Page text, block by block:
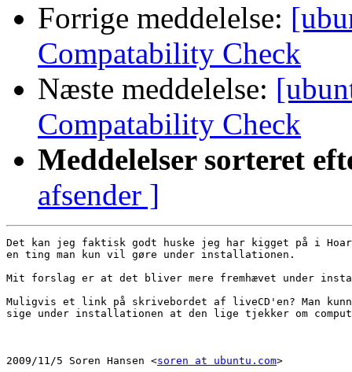
Forrige meddelelse:
Compatability Check
Næste meddelelse:
Compatability Check
Meddelelser sorteret
afsender ]
Det kan jeg faktisk godt huske jeg har kigget på i
en ting man kun vil gøre under installationen.
Mit forslag er at det bliver mere fremhævet under
Muligvis et link på skrivebordet af liveCD'en? Man
sige under installationen at den lige tjekker om
2009/11/5 Soren Hansen <soren at ubuntu.com>